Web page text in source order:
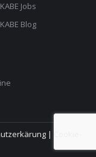
KABE Jobs
KABE Blog
|